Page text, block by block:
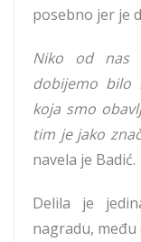
posebno jer je
Niko od nas
dobijemo bilo
koja smo
tim je jako
navela je Badić.
Delila je
nagradu, među